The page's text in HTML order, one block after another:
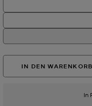
IN DEN WARENKORB
In